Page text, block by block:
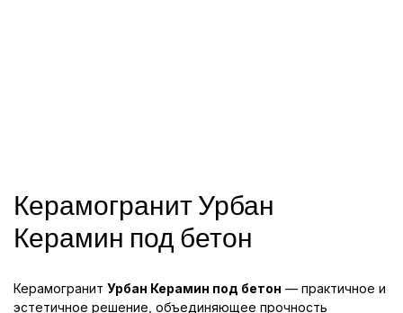
Керамогранит Урбан
Керамин под бетон
Керамогранит Урбан Керамин под бетон — практичное и
эстетичное решение, объединяющее прочность